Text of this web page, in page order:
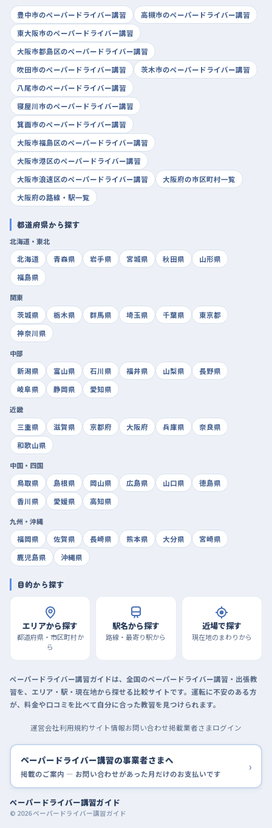
豊中市のペーパードライバー講習
高槻市のペーパードライバー講習
東大阪市のペーパードライバー講習
大阪市都島区のペーパードライバー講習
吹田市のペーパードライバー講習
茨木市のペーパードライバー講習
八尾市のペーパードライバー講習
寝屋川市のペーパードライバー講習
箕面市のペーパードライバー講習
大阪市福島区のペーパードライバー講習
大阪市港区のペーパードライバー講習
大阪市浪速区のペーパードライバー講習
大阪府の市区町村一覧
大阪府の路線・駅一覧
都道府県から探す
北海道・東北
北海道
青森県 岩手県 宮城県 秋田県
山形県
福島県
関東
茨城県
栃木県 群馬県 埼玉県 千葉県
東京都
神奈川県
中部
新潟県
富山県 石川県 福井県 山梨県
長野県
岐阜県
静岡県 愛知県
近畿
三重県
滋賀県 京都府 大阪府 兵庫県
奈良県
和歌山県
中国・四国
鳥取県
島根県 岡山県 広島県 山口県
徳島県
香川県
愛媛県 高知県
九州・沖縄
福岡県
佐賀県 長崎県 熊本県 大分県
宮崎県
鹿児島県
沖縄県
目的から探す
エリアから探す
都道府県・市区町村か
ら
駅名から探す
路線・最寄り駅から
近場で探す
現在地のまわりから
ペーパードライバー講習ガイドは、全国のペーパードライバー講習・出張教
習を、エリア・駅・現在地から探せる比較サイトです。運転に不安のある方
が、料金や口コミを比べて自分に合った教習を見つけられます。
運営会社利用規約サイト情報お問い合わせ掲載業者さまログイン
ペーパードライバー講習の事業者さまへ
掲載のご案内 — お問い合わせがあった月だけのお支払いです ›
ペーパードライバー講習ガイド
© 2026 ペーパードライバー講習ガイド